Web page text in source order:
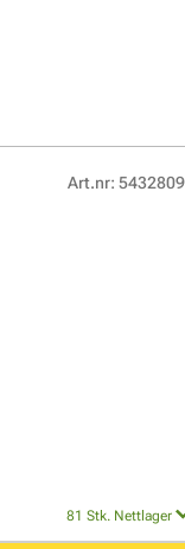
Art.nr:
81 Stk. Nettlager